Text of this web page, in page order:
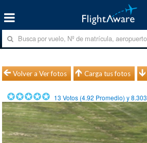
Volver a Ver fotos Carga tus fotos
13 Votos (4.92 Promedio) y8.303